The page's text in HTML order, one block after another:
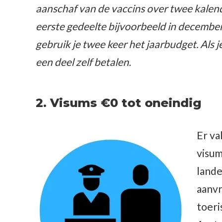
aanschaf van de vaccins over twee
eerste gedeelte bijvoorbeeld in
gebruik je twee keer het jaarbudget. Als
een deel zelf betalen.
2. Visums €0 tot oneindig
Er